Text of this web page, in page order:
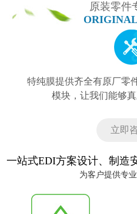
原装零件
特纯膜提供齐全有原厂零
模块，让我们能够真
立即
一站式EDI方案设计、制造
为客户提供专